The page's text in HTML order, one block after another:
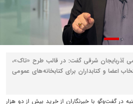
آذربایجان شرقی گفت: در قالب طرح «تاک»،
با انتخاب اعضا و کتابداران برای کتابخانه‌های عمومی
در گفت‌وگو با خبرنگاران از خرید بیش از دو هزار